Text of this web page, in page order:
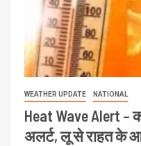
WEATHER UPDATE NATIONAL
Heat Wave Alert –
अलर्ट, लू से राहत के